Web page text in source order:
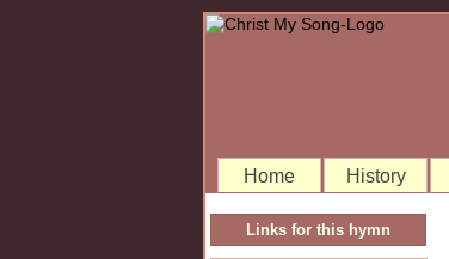
Home History
Links for this hymn